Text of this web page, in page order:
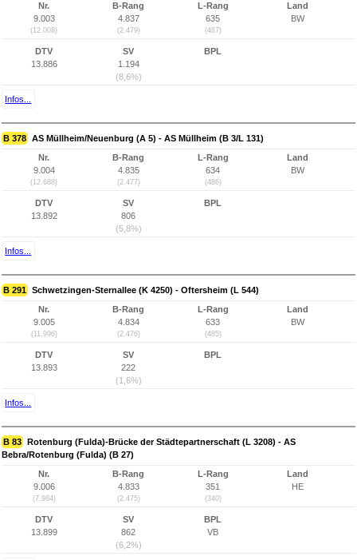
Nr.
9.003
(12.008)
B-Rang
4.837
(2.479)
L-Rang
635
(487)
Land
BW
DTV
13.886
SV
1.194
(8,6%)
BPL
Infos...
B 378 AS Müllheim/Neuenburg (A 5) - AS Müllheim (B 3/L 131)
Nr.
9.004
(12.688)
B-Rang
4.835
(2.477)
L-Rang
634
(486)
Land
BW
DTV
13.892
SV
806
(5,8%)
BPL
Infos...
B 291 Schwetzingen-Sternallee (K 4250) - Oftersheim (L 544)
Nr.
9.005
(11.996)
B-Rang
4.834
(2.476)
L-Rang
633
(485)
Land
BW
DTV
13.893
SV
222
(1,6%)
BPL
Infos...
B 83 Rotenburg (Fulda)-Brücke der Städtepartnerschaft (L 3208) - AS
Bebra/Rotenburg (Fulda) (B 27)
Nr.
9.006
(7.984)
B-Rang
4.833
(2.475)
L-Rang
351
(340)
Land
HE
DTV
13.899
SV
862
(6,2%)
BPL
VB